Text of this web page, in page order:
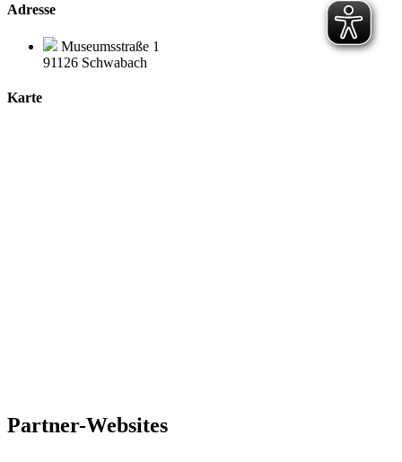
Adresse
Museumsstraße 1
91126 Schwabach
Karte
Partner-Websites